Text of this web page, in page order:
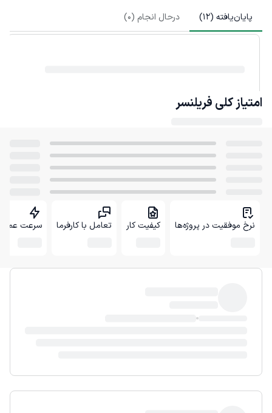
پایان‌یافته (12
) درحال انجام (0
)
امتیاز کلی فریلنسر
نرخ موفقیت در پروژه‌ها کیفیت کار تعامل با کارفرما سرعت عمل